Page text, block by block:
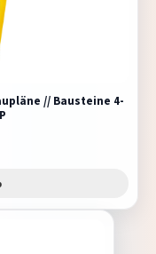
// Bausteine 4-